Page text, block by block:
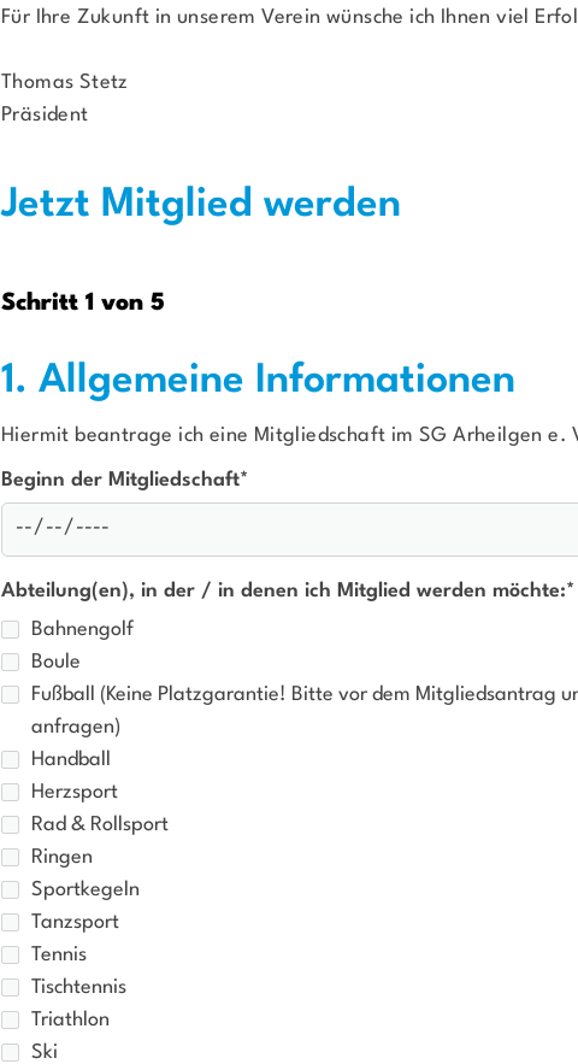
Für Ihre Zukunft in unserem Verein wünsche ich Ihnen viel
Thomas Stetz
Präsident
Jetzt Mitglied werden
Schritt 1 von 5
1. Allgemeine Informationen
Hiermit beantrage ich eine Mitgliedschaft im SG Arheilgen e.
Beginn der Mitgliedschaft*
Abteilung(en), in der / in denen ich Mitglied werden möchte:*
Bahnengolf
Boule
Fußball (Keine Platzgarantie! Bitte vor dem Mitgliedsantrag
anfragen)
Handball
Herzsport
Rad & Rollsport
Ringen
Sportkegeln
Tanzsport
Tennis
Tischtennis
Triathlon
Ski
Mitglieder-Service
Downloads
Termine
Fragen & Antworten